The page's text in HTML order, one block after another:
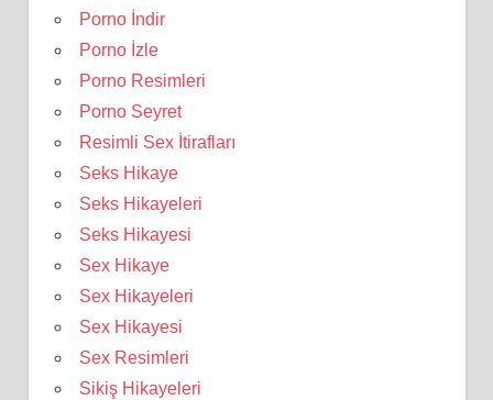
Porno İndir
Porno İzle
Porno Resimleri
Porno Seyret
Resimli Sex İtirafları
Seks Hikaye
Seks Hikayeleri
Seks Hikayesi
Sex Hikaye
Sex Hikayeleri
Sex Hikayesi
Sex Resimleri
Sikiş Hikayeleri